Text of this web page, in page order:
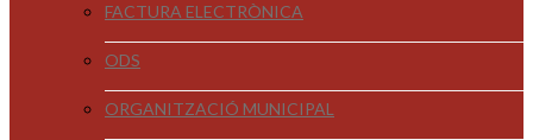
FACTURA ELECTRÒNICA
ODS
ORGANITZACIÓ MUNICIPAL